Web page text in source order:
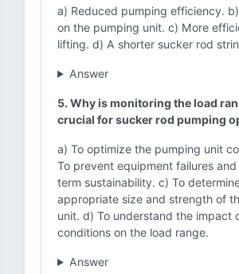
a) Reduced pumping efficiency.
on the pumping unit. c) More
lifting. d) A shorter sucker rod
Answer
5. Why is monitoring the load
crucial for sucker rod pumping
a) To optimize the pumping unit
To prevent equipment failures
term sustainability. c) To
appropriate size and strength of
unit. d) To understand the impact
conditions on the load range.
Answer